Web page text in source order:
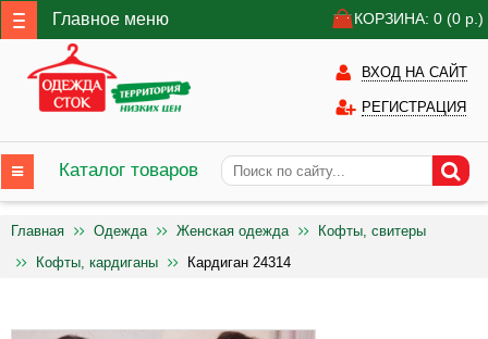
Главное меню КОРЗИНА: 0 (0 р.)
ВХОД НА САЙТ
РЕГИСТРАЦИЯ
Каталог товаров
Главная Одежда Женская одежда
Кофты, свитеры
Кофты, кардиганы
Кардиган 24314